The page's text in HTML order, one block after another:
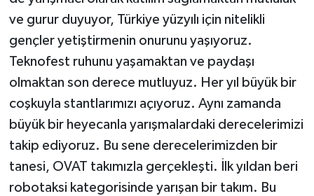
ve gurur duyuyor, Türkiye yüzyılı için nitelikli
gençler yetiştirmenin onurunu yaşıyoruz.
Teknofest ruhunu yaşamaktan ve paydaşı
olmaktan son derece mutluyuz. Her yıl büyük bir
coşkuyla stantlarımızı açıyoruz. Aynı zamanda
büyük bir heyecanla yarışmalardaki derecelerimizi
takip ediyoruz. Bu sene derecelerimizden bir
tanesi, OVAT takımızla gerçekleşti. İlk yıldan beri
robotaksi kategorisinde yarışan bir takım. Bu